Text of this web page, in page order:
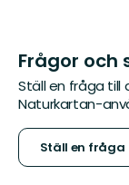
Frågor och
Ställ en fråga till
Naturkartan-
Ställ en fråga